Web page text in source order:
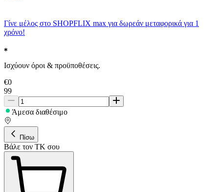
Γίνε μέλος στο SHOPFLIX max για δωρεάν μεταφορικά για 1
χρόνο!
Ισχύουν όροι & προϋποθέσεις.
€0
99
Άμεσα διαθέσιμο
Πίσω
Βάλε τον ΤΚ σου